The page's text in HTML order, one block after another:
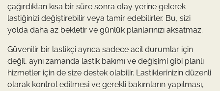
çağırdıktan kısa bir süre sonra olay yerine gelerek
lastiğinizi değiştirebilir veya tamir edebilirler. Bu, sizi
yolda daha az bekletir ve günlük planlarınızı aksatmaz.
Güvenilir bir lastikçi ayrıca sadece acil durumlar için
değil, aynı zamanda lastik bakımı ve değişimi gibi planlı
hizmetler için de size destek olabilir. Lastiklerinizin düzenli
olarak kontrol edilmesi ve gerekli bakımların yapılması,